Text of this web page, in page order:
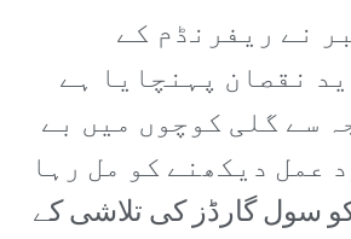
نے ریفرنڈم کے
نقصان پہنچایا ہے
سے گلی کوچوں میں بے
عمل دیکھنے کو مل رہا
کو سول گارڈز کی تلاشی کے